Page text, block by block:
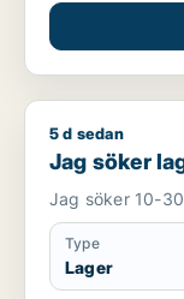
Jag söker lager
5 d sedan
Jag söker
Jag söker 10-
Type
Lager